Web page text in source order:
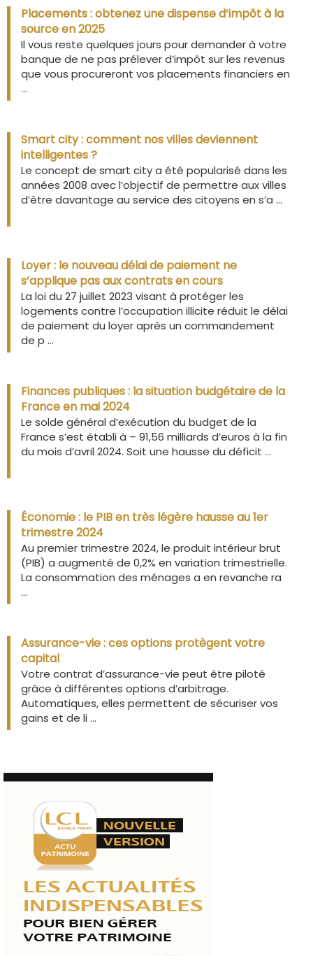
Placements : obtenez une dispense d’impôt à la
source en 2025
Il vous reste quelques jours pour demander à votre
banque de ne pas prélever d’impôt sur les revenus
que vous procureront vos placements financiers en
...
Smart city : comment nos villes deviennent
intelligentes ?
Le concept de smart city a été popularisé dans les
années 2008 avec l’objectif de permettre aux villes
d’être davantage au service des citoyens en s’a ...
Loyer : le nouveau délai de paiement ne
s’applique pas aux contrats en cours
La loi du 27 juillet 2023 visant à protéger les
logements contre l’occupation illicite réduit le délai
de paiement du loyer après un commandement
de p ...
Finances publiques : la situation budgétaire de la
France en mai 2024
Le solde général d’exécution du budget de la
France s’est établi à – 91,56 milliards d’euros à la fin
du mois d’avril 2024. Soit une hausse du déficit ...
Économie : le PIB en très légère hausse au 1er
trimestre 2024
Au premier trimestre 2024, le produit intérieur brut
(PIB) a augmenté de 0,2% en variation trimestrielle.
La consommation des ménages a en revanche ra
...
Assurance-vie : ces options protègent votre
capital
Votre contrat d’assurance-vie peut être piloté
grâce à différentes options d’arbitrage.
Automatiques, elles permettent de sécuriser vos
gains et de li ...